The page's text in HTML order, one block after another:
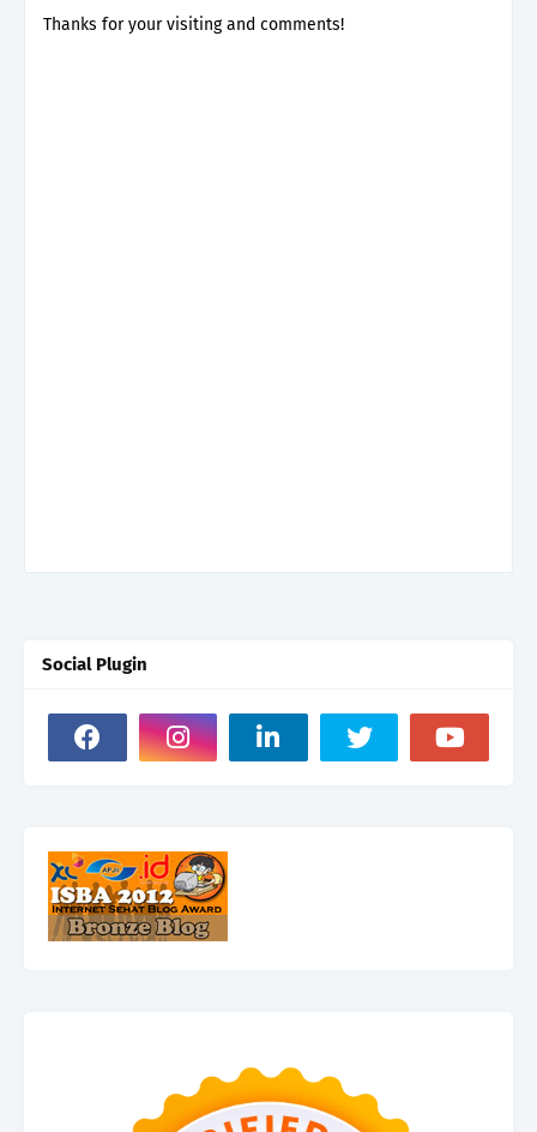
Thanks for your visiting and comments!
Social Plugin